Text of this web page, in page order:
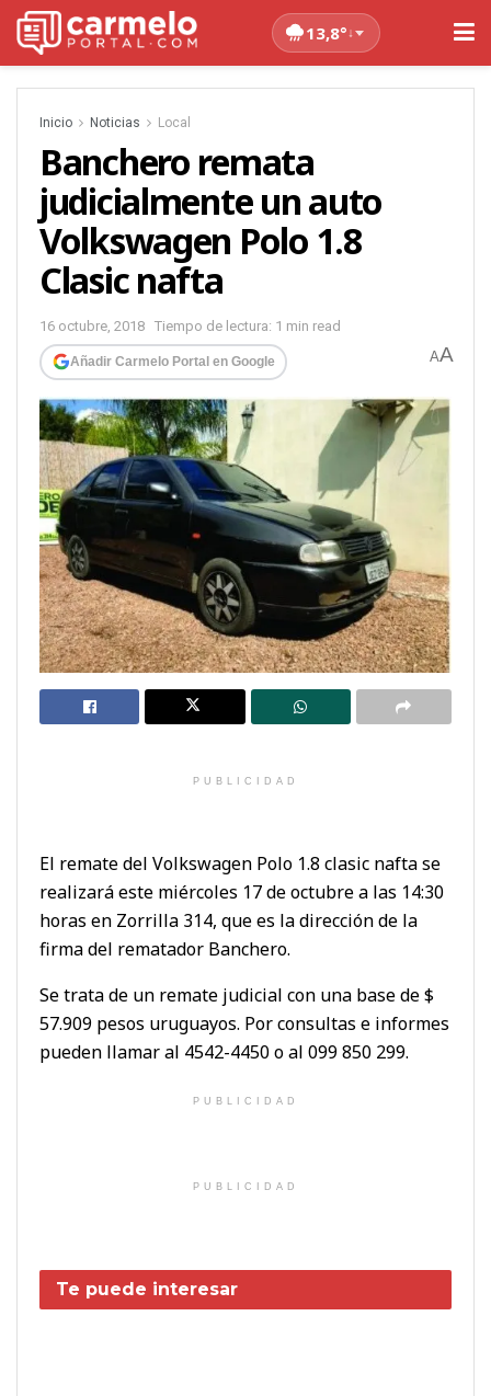
13,8°↓
Inicio Noticias Local
Banchero remata
judicialmente un auto
Volkswagen Polo 1.8
Clasic nafta
16 octubre, 2018 Tiempo de lectura: 1 min read
Añadir Carmelo Portal en Google AA
PUBLICIDAD
El remate del Volkswagen Polo 1.8 clasic nafta se
realizará este miércoles 17 de octubre a las 14:30
horas en Zorrilla 314, que es la dirección de la
firma del rematador Banchero.
Se trata de un remate judicial con una base de $
57.909 pesos uruguayos. Por consultas e informes
pueden llamar al 4542-4450 o al 099 850 299.
PUBLICIDAD
PUBLICIDAD
Te puede interesar